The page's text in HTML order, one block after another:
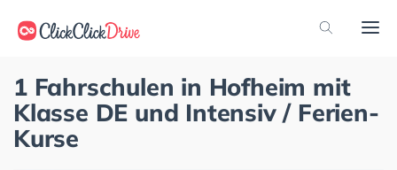
1 Fahrschulen in Hofheim mit
Klasse DE und Intensiv / Ferien-
Kurse